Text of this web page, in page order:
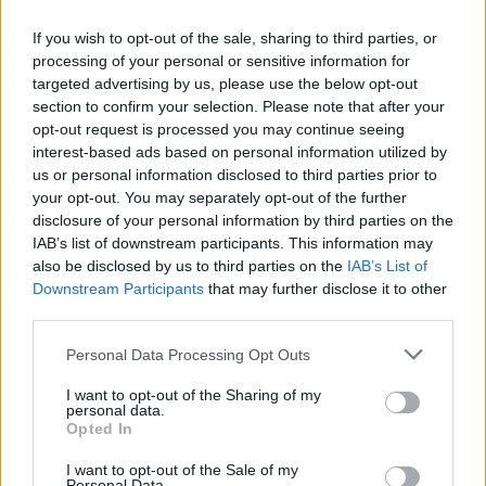
If you wish to opt-out of the sale, sharing to third parties, or
processing of your personal or sensitive information for
targeted advertising by us, please use the below opt-out
section to confirm your selection. Please note that after your
opt-out request is processed you may continue seeing
interest-based ads based on personal information utilized by
us or personal information disclosed to third parties prior to
your opt-out. You may separately opt-out of the further
disclosure of your personal information by third parties on the
IAB’s list of downstream participants. This information may
also be disclosed by us to third parties on the IAB’s List of
Downstream Participants that may further disclose it to other
Personal Data Processing Opt Outs
I want to opt-out of the Sharing of my
personal data.
Opted In
I want to opt-out of the Sale of my
ισχυρισμούς του και ο Αμερικανός πρόεδρος
απάντησε ότι «το μόνο που έχω να κάνω είναι να
κοιτάξω» και «ακούω τους ανθρώπους». Η
δημοσιογράφοςζήτησε ξανά αποδεικτικά
στοιχεία και επανέλαβε ότι η τυπική διαδικασία
που διαρκεί αρκετές ημέρες είναι«ο τρόπος με τον
οποίο μετράνε τις ψήφους στην Καλιφόρνια».
Στη συνέχεια, οΤραμπαμφισβήτησε αν είναι
σωστό να γίνεται η καταμέτρηση των ψήφων
Γουέλκερ ανέφερε ότι οι αξιωματούχοι της
πολιτείας προτρέπουν σε ταχεία καταμέτρηση,
αλλά έχουν επισημάνει ότι η διαδικασία είναι